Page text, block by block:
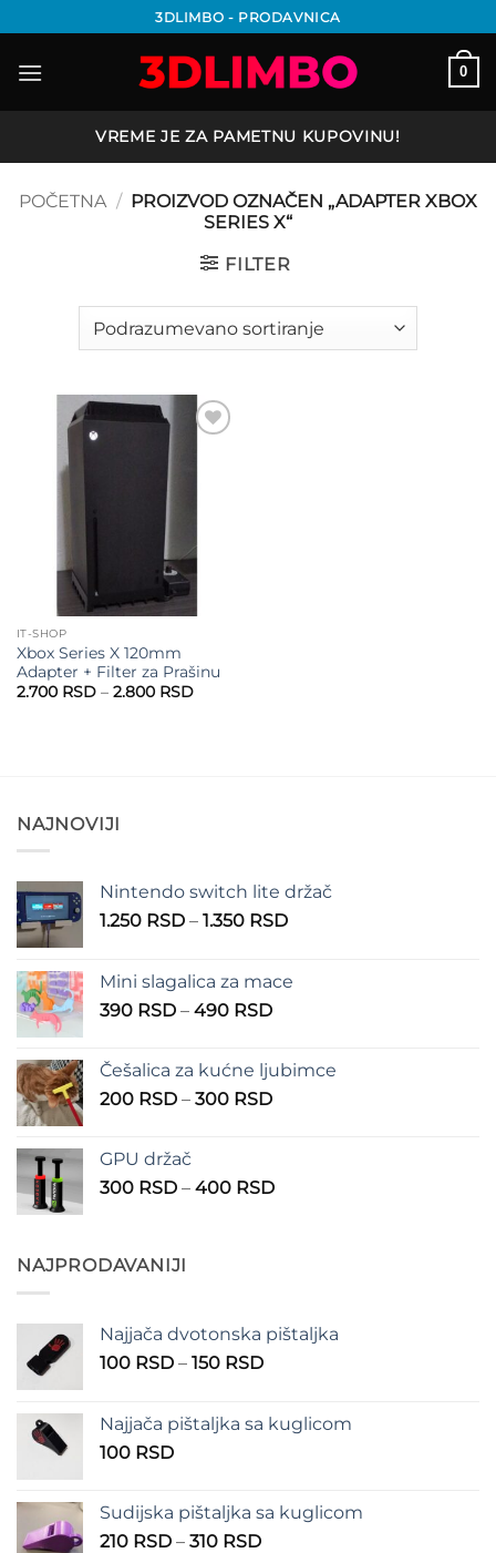
na
sadržaj
3DLIMBO - PRODAVNICA
0
VREME JE ZA PAMETNU KUPOVINU!
POČETNA / PROIZVOD OZNAČEN „ADAPTER XBOX
SERIES X“
FILTER
IT-SHOP
Xbox Series X 120mm
Adapter + Filter za Prašinu
2.700 RSD – 2.800 RSDRaspon
NAJNOVIJI
Nintendo switch lite držač
1.250 RSD – 1.350 RSDRaspon
1.250 RSD
Mini slagalica za mace
390 RSD – 490 RSDRaspon
390 RSD
do
Češalica za kućne ljubimce
200 RSD – 300 RSDRaspon
do
GPU držač
300 RSD – 400 RSDRaspon
NAJPRODAVANIJI
Najjača dvotonska pištaljka
100 RSD – 150 RSDRaspon
100 RSD
Najjača pištaljka sa kuglicom
100 RSD
Sudijska pištaljka sa kuglicom
210 RSD – 310 RSDRaspon